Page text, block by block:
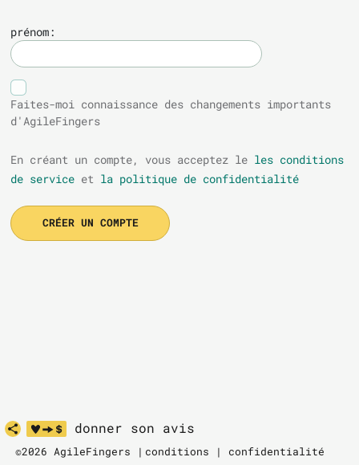
prénom:
Faites-moi connaissance des changements importants
d'AgileFingers
En créant un compte, vous acceptez le les conditions
de service et la politique de confidentialité
CRÉER UN COMPTE
donner son avis
©2026 AgileFingers | conditions | confidentialité